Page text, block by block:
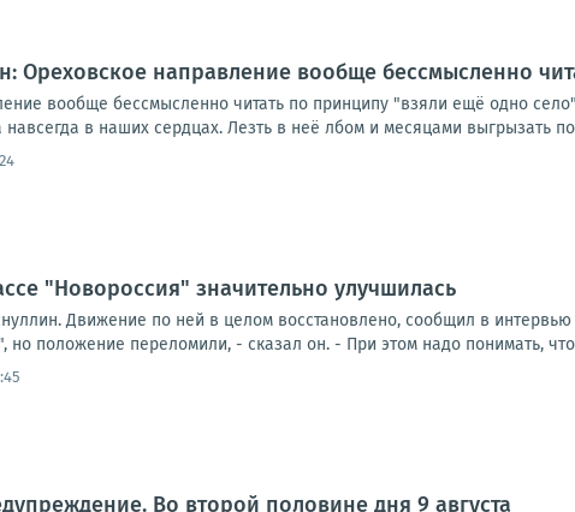
Ореховское направление вообще бессмысленно
вообще бессмысленно читать по принципу "взяли ещё одно
в наших сердцах. Лезть в неё лбом и месяцами выгрызать
"Новороссия" значительно улучшилась
Движение по ней в целом восстановлено, сообщил в
но положение переломили, - сказал он. - При этом надо понимать, что
Во второй половине дня 9 августа